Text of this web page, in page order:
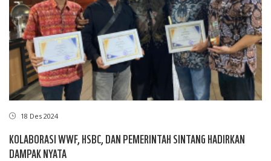
18 Des 2024
KOLABORASI WWF, HSBC, DAN PEMERINTAH SINTANG HADIRKAN
DAMPAK NYATA